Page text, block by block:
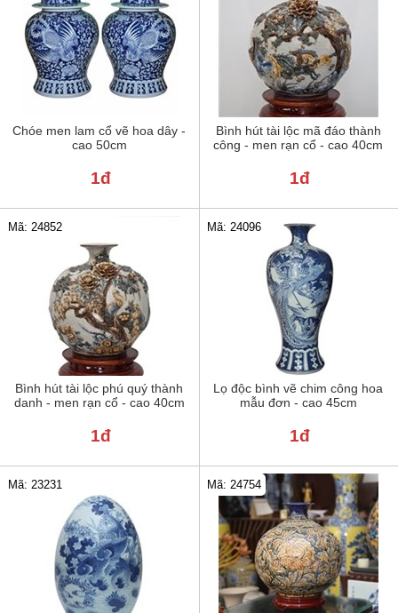
Chóe men lam cổ vẽ hoa dây -
cao 50cm
1đ
Bình hút tài lộc mã đáo thành
công - men rạn cổ - cao 40cm
1đ
Bình hút tài lộc phú quý thành
danh - men rạn cổ - cao 40cm
Mã: 24852
1đ
Lọ độc bình vẽ chim công hoa
mẫu đơn - cao 45cm
Mã: 24096
1đ
Mã: 23231 Mã: 24754